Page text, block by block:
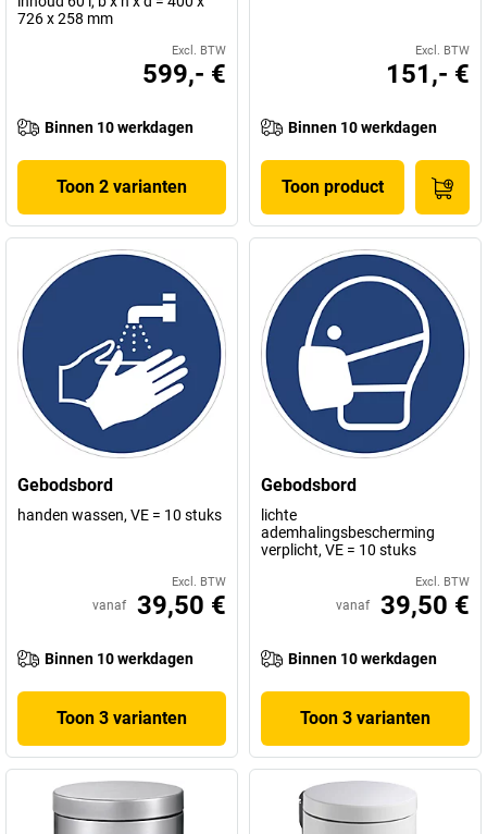
726 x 258 mm
Excl. BTW
599,- €
Binnen 10 werkdagen
Toon 2 varianten
Excl. BTW
151,- €
Binnen 10 werkdagen
Toon product
Gebodsbord
handen wassen, VE = 10 stuks
Excl. BTW
vanaf 39,50 €
Binnen 10 werkdagen
Toon 3 varianten
Gebodsbord
lichte
ademhalingsbescherming
verplicht, VE = 10 stuks
Excl. BTW
vanaf 39,50 €
Binnen 10 werkdagen
Toon 3 varianten